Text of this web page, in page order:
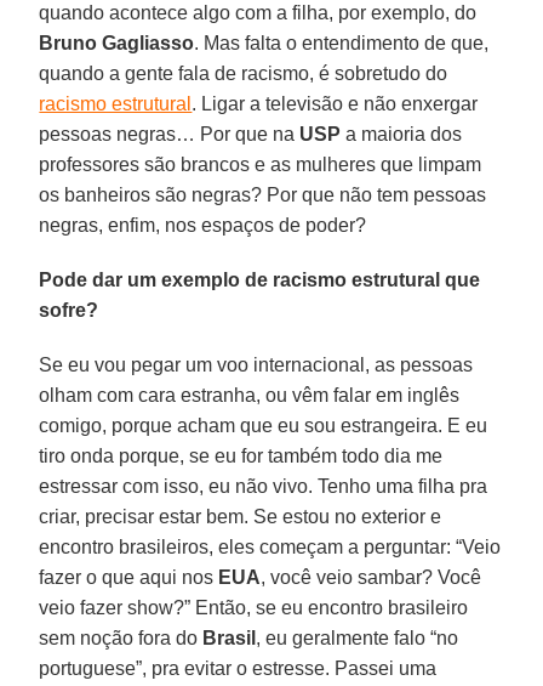
quando acontece algo com a filha, por exemplo, do
Bruno Gagliasso. Mas falta o entendimento de que,
quando a gente fala de racismo, é sobretudo do
racismo estrutural . Ligar a televisão e não enxergar
pessoas negras… Por que na USP a maioria dos
professores são brancos e as mulheres que limpam
os banheiros são negras? Por que não tem pessoas
negras, enfim, nos espaços de poder?
Pode dar um exemplo de racismo estrutural que
sofre?
Se eu vou pegar um voo internacional, as pessoas
olham com cara estranha, ou vêm falar em inglês
comigo, porque acham que eu sou estrangeira. E eu
tiro onda porque, se eu for também todo dia me
estressar com isso, eu não vivo. Tenho uma filha pra
criar, precisar estar bem. Se estou no exterior e
encontro brasileiros, eles começam a perguntar: “Veio
fazer o que aqui nos EUA, você veio sambar? Você
veio fazer show?” Então, se eu encontro brasileiro
sem noção fora do Brasil , eu geralmente falo “no
portuguese”, pra evitar o estresse. Passei uma